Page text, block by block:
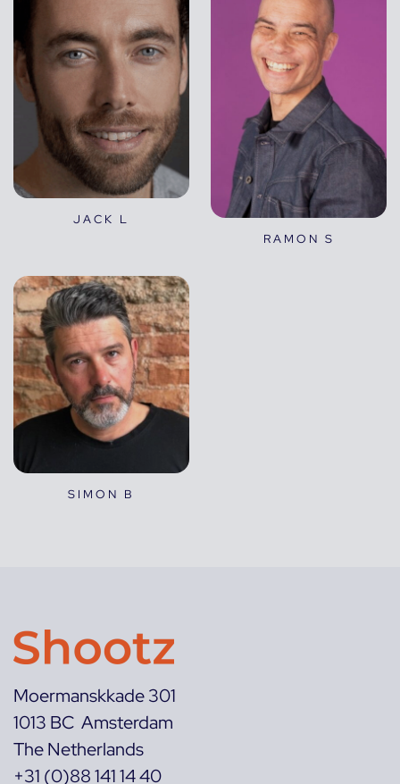
JACK L
RAMON S
SIMON B
Moermanskkade 301
1013 BC Amsterdam
The Netherlands
+31 (0)88 141 14 40